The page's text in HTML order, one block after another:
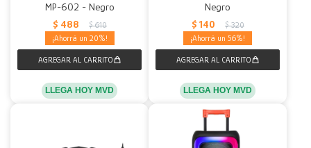
MP-602 - Negro
$ 488 $ 610
20
LLEGA HOY MVD
Negro
$ 140 $ 320
56
LLEGA HOY MVD